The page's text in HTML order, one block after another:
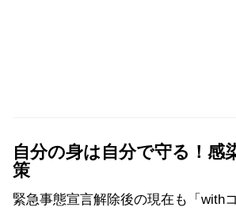
自分の身は自分で守る！感
策
緊急事態宣言解除後の現在も「with